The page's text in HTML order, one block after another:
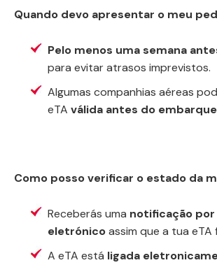
Quando devo apresentar o meu
Pelo menos uma semana
para evitar atrasos imprevistos.
Algumas companhias aéreas
eTA válida antes do embarque
Como posso verificar o estado da
Receberás uma notificação
eletrónicoassim que a tua
A eTA está ligada